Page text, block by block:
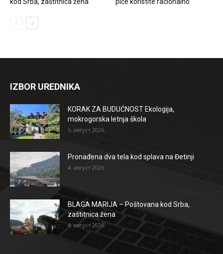
IZBOR UREDNIKA
KORAK ZA BUDUĆNOST Ekologija,
mokrogorska letnja škola
5. август 2026.
Pronađena dva tela kod splava na Đetinji
4. август 2026.
BLAGA MARIJA – Poštovana kod Srba,
zaštitnica žena
4. август 2026.